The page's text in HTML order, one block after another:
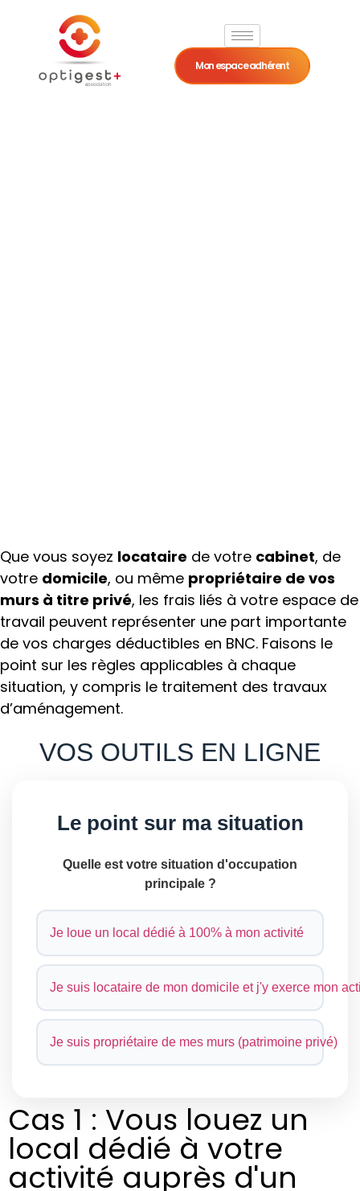
Mon espace adhérent
Que vous soyez locataire de votre cabinet, de
votre domicile, ou même propriétaire de vos
murs à titre privé, les frais liés à votre espace de
travail peuvent représenter une part importante
de vos charges déductibles en BNC. Faisons le
point sur les règles applicables à chaque
situation, y compris le traitement des travaux
d’aménagement.
VOS OUTILS EN LIGNE
Le point sur ma situation
Quelle est votre situation d'occupation
principale ?
Je loue un local dédié à 100% à mon activité
Je suis locataire de mon domicile et j'y exerce mon
Je suis propriétaire de mes murs (patrimoine privé)
Cas 1 : Vous louez un
local dédié à votre
activité auprès d'un